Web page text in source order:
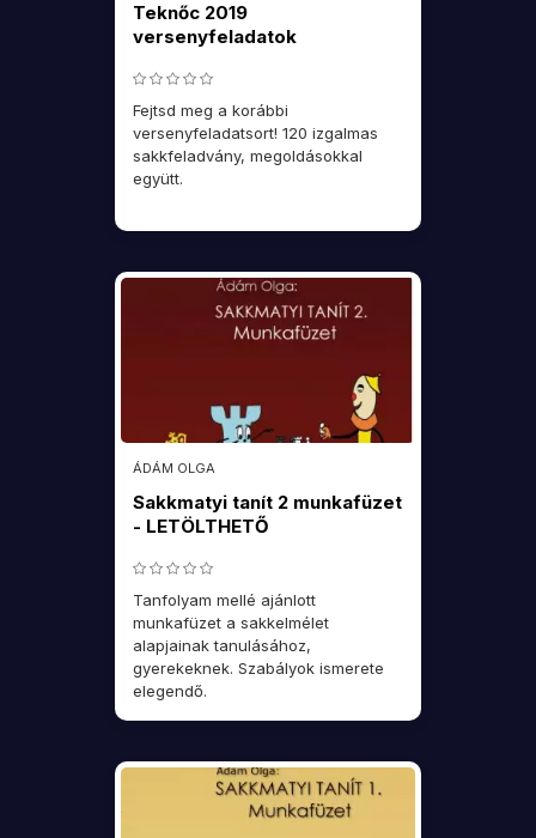
Teknőc 2019
versenyfeladatok
Fejtsd meg a korábbi
versenyfeladatsort! 120 izgalmas
sakkfeladvány, megoldásokkal
együtt.
ÁDÁM OLGA
Sakkmatyi tanít 2 munkafüzet
- LETÖLTHETŐ
Tanfolyam mellé ajánlott
munkafüzet a sakkelmélet
alapjainak tanulásához,
gyerekeknek. Szabályok ismerete
elegendő.